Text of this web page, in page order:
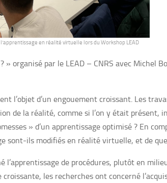
en réalité virtuelle lors du Workshop LEAD
organisé par le LEAD – CNRS avec Michel
l’objet d’un engouement croissant. Les
de la réalité, comme si l’on y était présent,
» d’un apprentissage optimisé ? En
sont-ils modifiés en réalité virtuelle, et de
de procédures, plutôt en
les recherches ont concerné